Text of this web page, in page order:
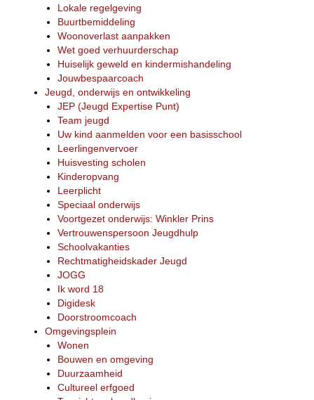
Lokale regelgeving
Buurtbemiddeling
Woonoverlast aanpakken
Wet goed verhuurderschap
Huiselijk geweld en kindermishandeling
Jouwbespaarcoach
Jeugd, onderwijs en ontwikkeling
JEP (Jeugd Expertise Punt)
Team jeugd
Uw kind aanmelden voor een basisschool
Leerlingenvervoer
Huisvesting scholen
Kinderopvang
Leerplicht
Speciaal onderwijs
Voortgezet onderwijs: Winkler Prins
Vertrouwenspersoon Jeugdhulp
Schoolvakanties
Rechtmatigheidskader Jeugd
JOGG
Ik word 18
Digidesk
Doorstroomcoach
Omgevingsplein
Wonen
Bouwen en omgeving
Duurzaamheid
Cultureel erfgoed